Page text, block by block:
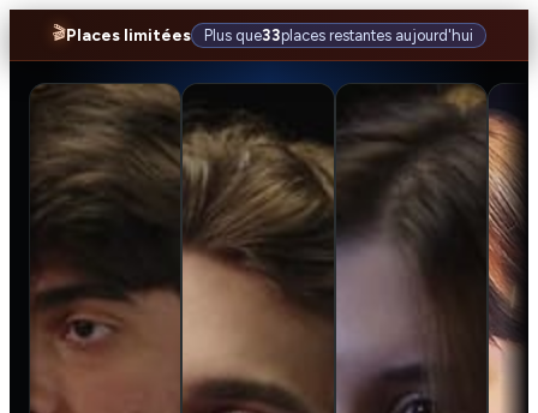
🎬Places limitées Plus que33places restantes aujourd'hui